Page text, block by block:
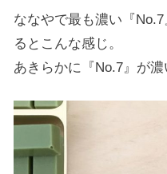
ななやで最も濃い『
るとこんな感じ。
あきらかに『No.7』が濃